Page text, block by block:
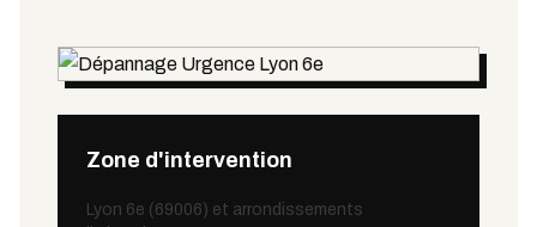
Zone d'intervention
Lyon 6e (69006) et arrondissements